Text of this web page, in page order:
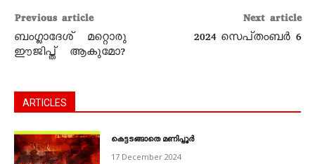
Previous article
ബംഗ്ലാദേശ് മറ്റൊരു
ഈജിപ്ത് ആകുമോ?
Next article
2024 സെപ്‌തംബർ 6
ARTICLES
കെട്ടടങ്ങാതെ മണിപ്പൂർ
17 December 2024